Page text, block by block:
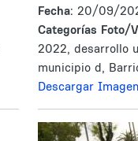
Fecha: 20/09/
Categorías Foto/
2022, desarrollo
municipio d,
Descargar Imagen